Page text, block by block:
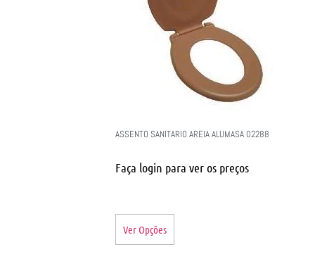
ASSENTO SANITARIO AREIA ALUMASA 02288
Faça login para ver os preços
Ver Opções